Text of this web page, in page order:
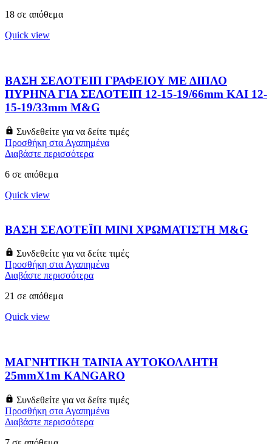
18 σε απόθεμα
Quick view
ΒΑΣΗ ΣΕΛΟΤΕΙΠ ΓΡΑΦΕΙΟΥ ΜΕ ΔΙΠΛΟ
ΠΥΡΗΝΑ ΓΙΑ ΣΕΛΟΤΕΙΠ 12-15-19/66mm ΚΑΙ 12-
15-19/33mm M&G
Συνδεθείτε για να δείτε τιμές
Προσθήκη στα Αγαπημένα
Διαβάστε περισσότερα
6 σε απόθεμα
Quick view
ΒΑΣΗ ΣΕΛΟΤΕΪΠ ΜΙΝΙ ΧΡΩΜΑΤΙΣΤΗ M&G
Συνδεθείτε για να δείτε τιμές
Προσθήκη στα Αγαπημένα
Διαβάστε περισσότερα
21 σε απόθεμα
Quick view
ΜΑΓΝΗΤΙΚΗ ΤΑΙΝΙΑ ΑΥΤΟΚΟΛΛΗΤΗ
25mmX1m KANGARO
Συνδεθείτε για να δείτε τιμές
Προσθήκη στα Αγαπημένα
Διαβάστε περισσότερα